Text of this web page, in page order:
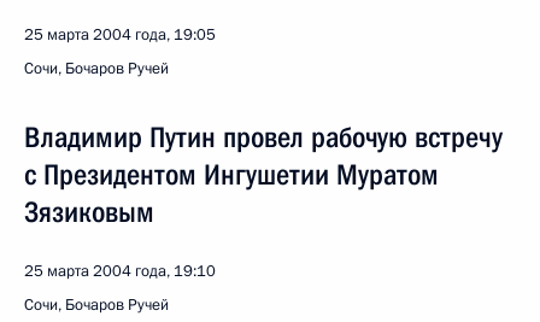
25 марта 2004 года, 19:05
Сочи, Бочаров Ручей
Владимир Путин провел рабочую встречу
с Президентом Ингушетии Муратом
Зязиковым
25 марта 2004 года, 19:10
Сочи, Бочаров Ручей